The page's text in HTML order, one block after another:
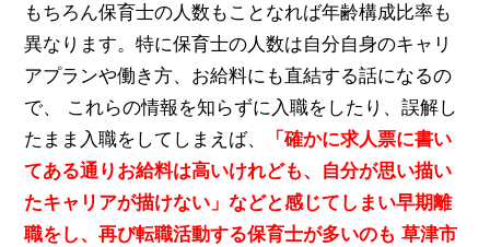
もちろん保育士の人数もことなれば年齢構成比率も
異なります。特に保育士の人数は自分自身のキャリ
アプランや働き方、お給料にも直結する話になるの
で、 これらの情報を知らずに入職をしたり、誤解し
たまま入職をしてしまえば、
「確かに求人票に書い
てある通りお給料は高いけれども、自分が思い描い
たキャリアが描けない」などと感じてしまい早期離
職をし、再び転職活動する保育士が多いのも 草津市